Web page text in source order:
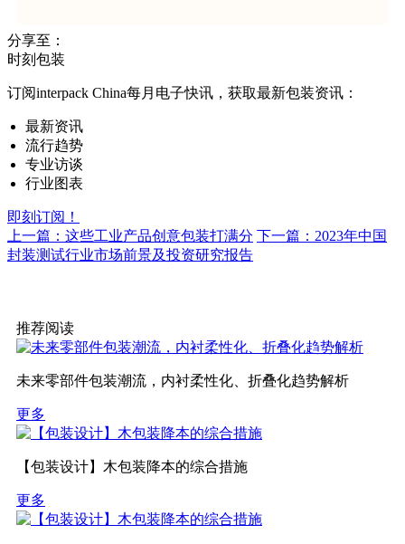
分享至：
时刻包装
订阅interpack China每月电子快讯，获取最新包装资讯：
最新资讯
流行趋势
专业访谈
行业图表
即刻订阅！
上一篇：这些工业产品创意包装打满分 下一篇：2023年中国
封装测试行业市场前景及投资研究报告
推荐阅读
未来零部件包装潮流，内衬柔性化、折叠化趋势解析
更多
【包装设计】木包装降本的综合措施
更多